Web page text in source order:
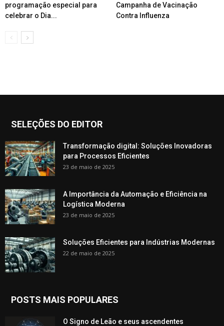
programação especial para
celebrar o Dia...
Campanha de Vacinação
Contra Influenza
SELEÇÕES DO EDITOR
Transformação digital: Soluções Inovadoras
para Processos Eficientes
23 de maio de 2025
A Importância da Automação e Eficiência na
Logística Moderna
23 de maio de 2025
Soluções Eficientes para Indústrias Modernas
22 de maio de 2025
POSTS MAIS POPULARES
O Signo de Leão e seus ascendentes